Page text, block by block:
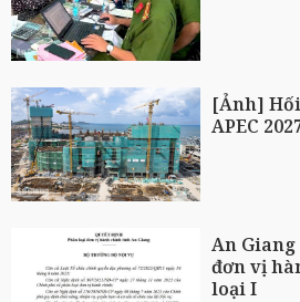
[Ảnh]
APEC
An
đơn vị
loại I